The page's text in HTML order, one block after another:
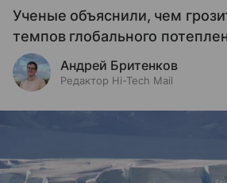
Ученые объяснили, чем
темпов глобального
Андрей Бритенков
Редактор Hi-Tech Mail